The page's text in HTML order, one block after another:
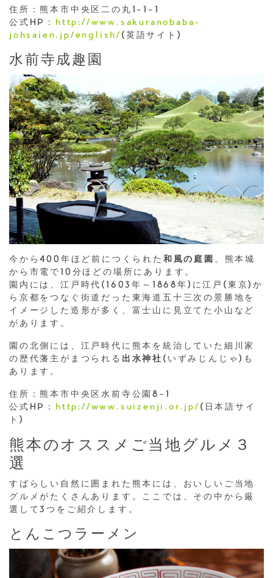
住所：熊本市中央区二の丸1-1-1
公式HP： http://www.sakuranobaba-
johsaien.jp/english/ (英語サイト)
水前寺成趣園
今から400年ほど前につくられた 和風の庭園 。熊本城
から市電で10分ほどの場所にあります。
園内には、江戸時代(1603年～1868年)に江戸(東京)か
ら京都をつなぐ街道だった東海道五十三次の景勝地を
イメージした造形が多く、富士山に見立てた小山など
があります。
園の北側には、江戸時代に熊本を統治していた細川家
の歴代藩主がまつられる 出水神社 (いずみじんじゃ)も
あります。
住所：熊本市中央区水前寺公園8-1
公式HP： http://www.suizenji.or.jp/ (日本語サイ
ト)
熊本のオススメご当地グルメ３
選
すばらしい自然に囲まれた熊本には、おいしいご当地
グルメがたくさんあります。ここでは、その中から厳
選して3つをご紹介します。
とんこつラーメン